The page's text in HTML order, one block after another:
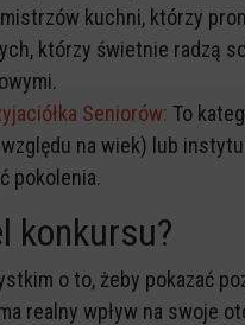
kuchni, którzy
którzy świetnie radzą
Seniorów: To
na wiek) lub
pokolenia.
konkursu?
o to, żeby pokazać
realny wpływ na swoje